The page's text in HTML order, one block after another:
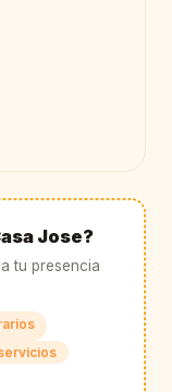
Jose?
tu presencia